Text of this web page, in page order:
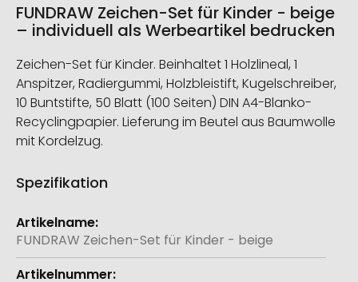
FUNDRAW Zeichen-Set für Kinder - beige
– individuell als Werbeartikel bedrucken
Zeichen-Set für Kinder. Beinhaltet 1 Holzlineal, 1
Anspitzer, Radiergummi, Holzbleistift, Kugelschreiber,
10 Buntstifte, 50 Blatt (100 Seiten) DIN A4-Blanko-
Recyclingpapier. Lieferung im Beutel aus Baumwolle
mit Kordelzug.
Spezifikation
Weitere
Informationen
FUNDRAW Zeichen-Set für Kinder - beige